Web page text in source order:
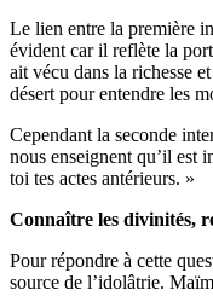
Le lien entre la première
évident car il reflète la
ait vécu dans la richesse
désert pour entendre les
Cependant la seconde
nous enseignent qu’il est
toi tes actes antérieurs. »
Connaître les divinités,
Pour répondre à cette
source de l’idolâtrie.